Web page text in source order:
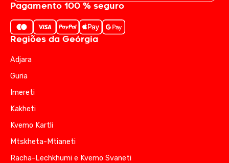
Pagamento 100 % seguro
Regiões da Geórgia
Adjara
Guria
Imereti
Kakheti
Kvemo Kartli
Mtskheta-Mtianeti
Racha-Lechkhumi e Kvemo Svaneti